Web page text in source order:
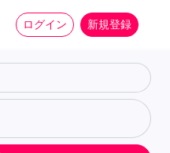
ログイン 新規登録